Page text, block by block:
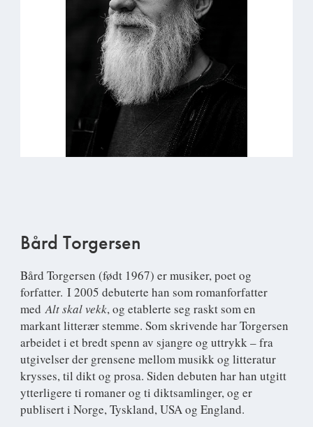
Bård Torgersen
Bård Torgersen (født 1967) er musiker, poet og
forfatter. I 2005 debuterte han som romanforfatter
med Alt skal vekk, og etablerte seg raskt som en
markant litterær stemme. Som skrivende har Torgersen
arbeidet i et bredt spenn av sjangre og uttrykk – fra
utgivelser der grensene mellom musikk og litteratur
krysses, til dikt og prosa. Siden debuten har han utgitt
ytterligere ti romaner og ti diktsamlinger, og er
publisert i Norge, Tyskland, USA og England.